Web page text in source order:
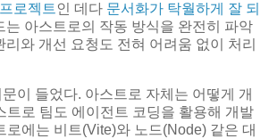
로젝트인 데다 문서화가 탁월하게 잘 되
는 아스트로의 작동 방식을 완전히 파악
와 개선 요청도 전혀 어려움 없이 처리
이 들었다. 아스트로 자체는 어떻게 개
트로 팀도 에이전트 코딩을 활용해 개발
로에는 비트(Vite)와 노드(Node) 같은 대